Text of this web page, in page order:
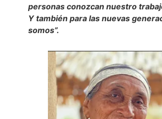
personas conozcan nuestro
Y también para las nuevas
somos”.